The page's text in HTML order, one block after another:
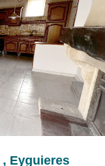
, Eyguieres